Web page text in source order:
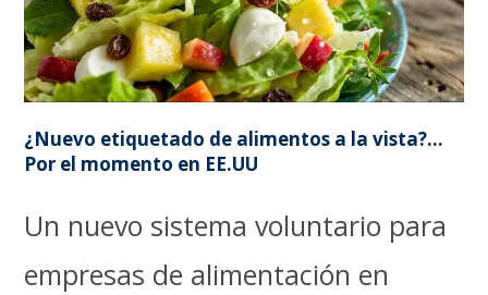
¿Nuevo etiquetado de alimentos a la vista?…
Por el momento en EE.UU
Un nuevo sistema voluntario para
empresas de alimentación en